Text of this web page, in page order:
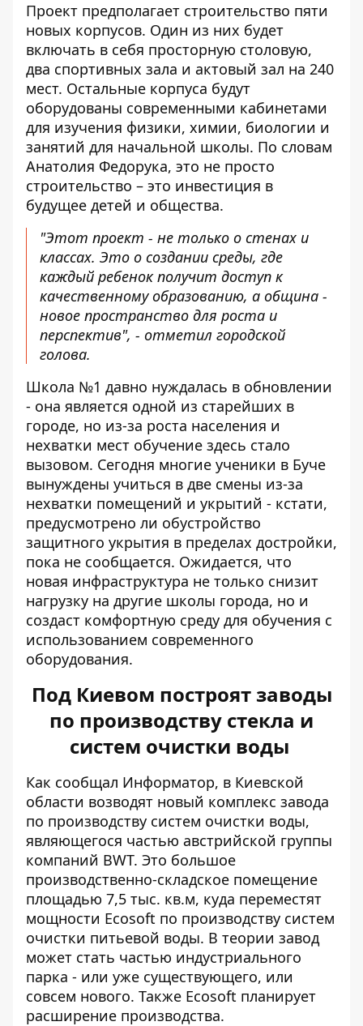
Проект предполагает строительство пяти
новых корпусов. Один из них будет
включать в себя просторную столовую,
два спортивных зала и актовый зал на 240
мест. Остальные корпуса будут
оборудованы современными кабинетами
для изучения физики, химии, биологии и
занятий для начальной школы. По словам
Анатолия Федорука, это не просто
строительство – это инвестиция в
будущее детей и общества.
"Этот проект - не только о стенах и
классах. Это о создании среды, где
каждый ребенок получит доступ к
качественному образованию, а община -
новое пространство для роста и
перспектив", - отметил городской
голова.
Школа №1 давно нуждалась в обновлении
- она ​​является одной из старейших в
городе, но из-за роста населения и
нехватки мест обучение здесь стало
вызовом. Сегодня многие ученики в Буче
вынуждены учиться в две смены из-за
нехватки помещений и укрытий - кстати,
предусмотрено ли обустройство
защитного укрытия в пределах достройки,
пока не сообщается. Ожидается, что
новая инфраструктура не только снизит
нагрузку на другие школы города, но и
создаст комфортную среду для обучения с
использованием современного
оборудования.
Под Киевом построят заводы
по производству стекла и
систем очистки воды
Как сообщал Информатор, в Киевской
области возводят новый комплекс завода
по производству систем очистки воды,
являющегося частью австрийской группы
компаний BWT. Это большое
производственно-складское помещение
площадью 7,5 тыс. кв.м, куда переместят
мощности Ecosoft по производству систем
очистки питьевой воды. В теории завод
может стать частью индустриального
парка - или уже существующего, или
совсем нового. Также Ecosoft планирует
расширение производства.